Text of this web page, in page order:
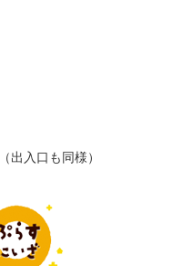
出入口も同様）